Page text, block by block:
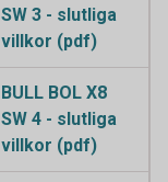
SW 3 - slutliga
villkor (pdf)
BULL BOL X8
SW 4 - slutliga
villkor (pdf)